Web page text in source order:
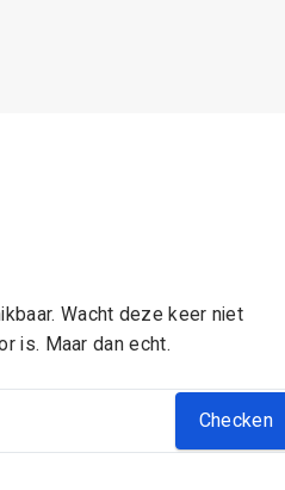
Wacht deze keer niet
is. Maar dan echt.
Checken